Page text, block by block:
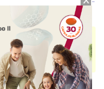
Anticonvulsivo. Es
presentación disponible.
PAMI.